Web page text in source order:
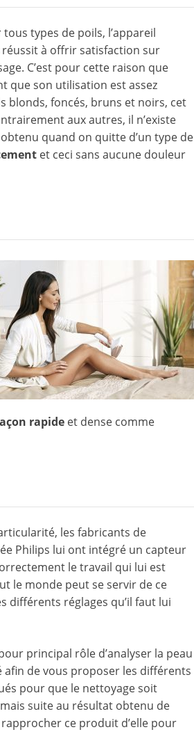
types de poils, l’appareil
à offrir satisfaction sur
C’est pour cette raison que
que son utilisation est assez
blonds, foncés, bruns et noirs, cet
aux autres, il n’existe
quand on quitte d’un type de
et ceci sans aucune douleur
rapide et dense comme
les fabricants de
Philips lui ont intégré un capteur
le travail qui lui est
le monde peut se servir de ce
différents réglages qu’il faut lui
principal rôle d’analyser la peau
de vous proposer les différents
pour que le nettoyage soit
suite au résultat obtenu de
ce produit d’elle pour